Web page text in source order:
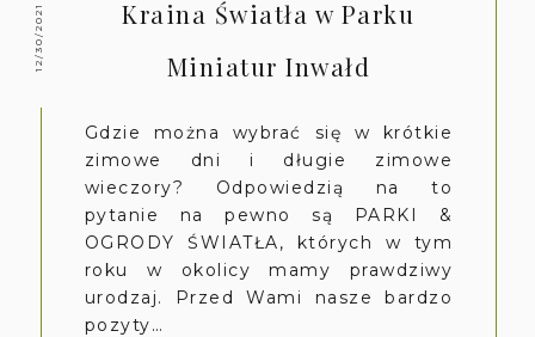
12/30/2021
Kraina Światła w Parku
Miniatur Inwałd
Gdzie można wybrać się w krótkie
zimowe dni i długie zimowe
wieczory? Odpowiedzią na to
pytanie na pewno są PARKI &
OGRODY ŚWIATŁA, których w tym
roku w okolicy mamy prawdziwy
urodzaj. Przed Wami nasze bardzo
pozyty…